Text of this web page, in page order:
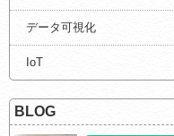
データ可視化
IoT
BLOG